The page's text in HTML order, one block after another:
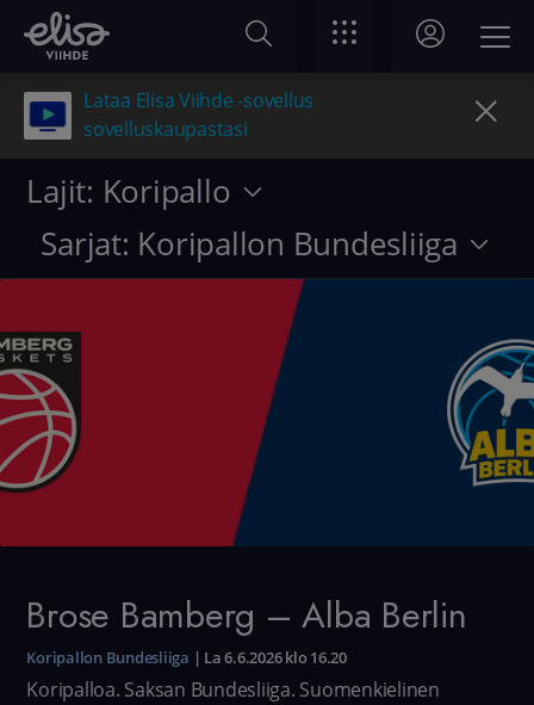
Lataa Elisa Viihde -sovellus
sovelluskaupastasi
Lajit: Koripallo
Sarjat: Koripallon Bundesliiga
Brose Bamberg – Alba Berlin
Koripallon Bundesliiga | La 6.6.2026 klo 16.20
Koripalloa. Saksan Bundesliiga. Suomenkielinen